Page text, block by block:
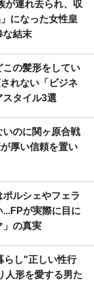
が連れ去られ、収
になった女性皇
な結末
の髪形をしてい
れない「ビジネ
スタイル3選
のに関ヶ原合戦
厚い信頼を置い
ポルシェやフェラ
が実際に目に
」の真実
らし"正しい性行
人形を愛する男た